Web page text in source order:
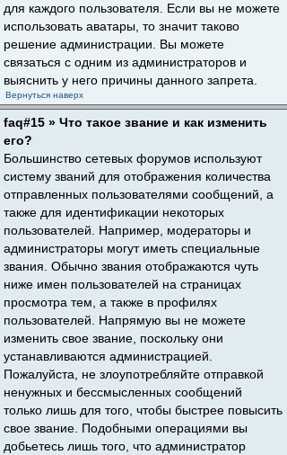
для каждого пользователя. Если вы не можете
использовать аватары, то значит таково
решение администрации. Вы можете
связаться с одним из администраторов и
выяснить у него причины данного запрета.
Вернуться наверх
faq#15 » Что такое звание и как изменить
его?
Большинство сетевых форумов используют
систему званий для отображения количества
отправленных пользователями сообщений, а
также для идентификации некоторых
пользователей. Например, модераторы и
администраторы могут иметь специальные
звания. Обычно звания отображаются чуть
ниже имен пользователей на страницах
просмотра тем, а также в профилях
пользователей. Напрямую вы не можете
изменить свое звание, поскольку они
устанавливаются администрацией.
Пожалуйста, не злоупотребляйте отправкой
ненужных и бессмысленных сообщений
только лишь для того, чтобы быстрее повысить
свое звание. Подобными операциями вы
добьетесь лишь того, что администратор